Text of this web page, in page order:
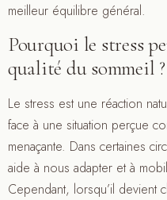
meilleur équilibre général.
Pourquoi le stress
qualité du sommeil ?
Le stress est une réaction
face à une situation perçue
menaçante. Dans certaines
aide à nous adapter et à
Cependant, lorsqu’il devient